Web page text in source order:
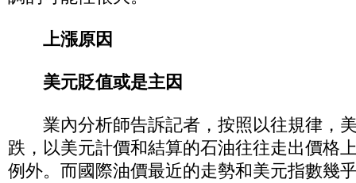
上漲原因
美元貶值或是主因
業內分析師告訴記者，按照以往規律，
跌，以美元計價和結算的石油往往走出價格
例外。而國際油價最近的走勢和美元指數幾